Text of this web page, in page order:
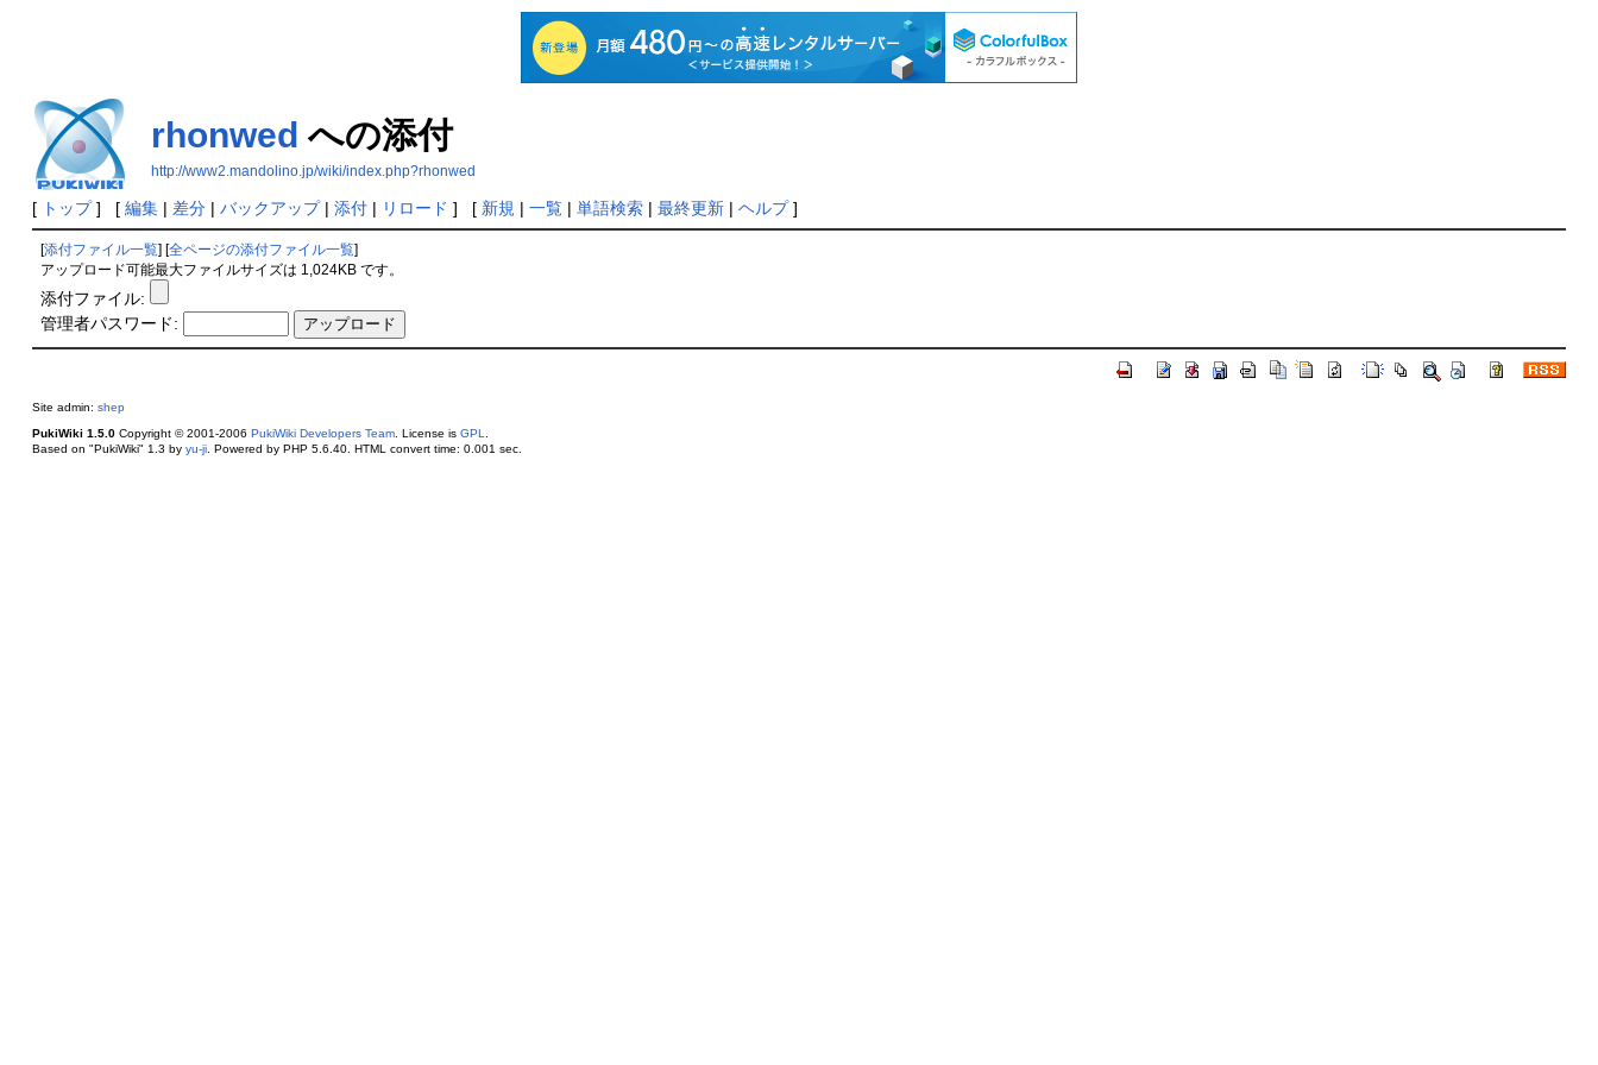
rhonwed への添付
http://www2.mandolino.jp/wiki/index.php?rhonwed
[ トップ] [ 編集| 差分| バックアップ| 添付| リロード ] [ 新規 | 一覧| 単語検索| 最終更新| ヘルプ]
[添付ファイル一覧] [全ページの添付ファイル一覧]
アップロード可能最大ファイルサイズは 1,024KB です。
添付ファイル:
管理者パスワード:
Site admin: shep
PukiWiki 1.5.0Copyright © 2001-2006 PukiWiki Developers Team. License is GPL.
Based on "PukiWiki" 1.3 by yu-ji. Powered by PHP 5.6.40. HTML convert time: 0.001 sec.